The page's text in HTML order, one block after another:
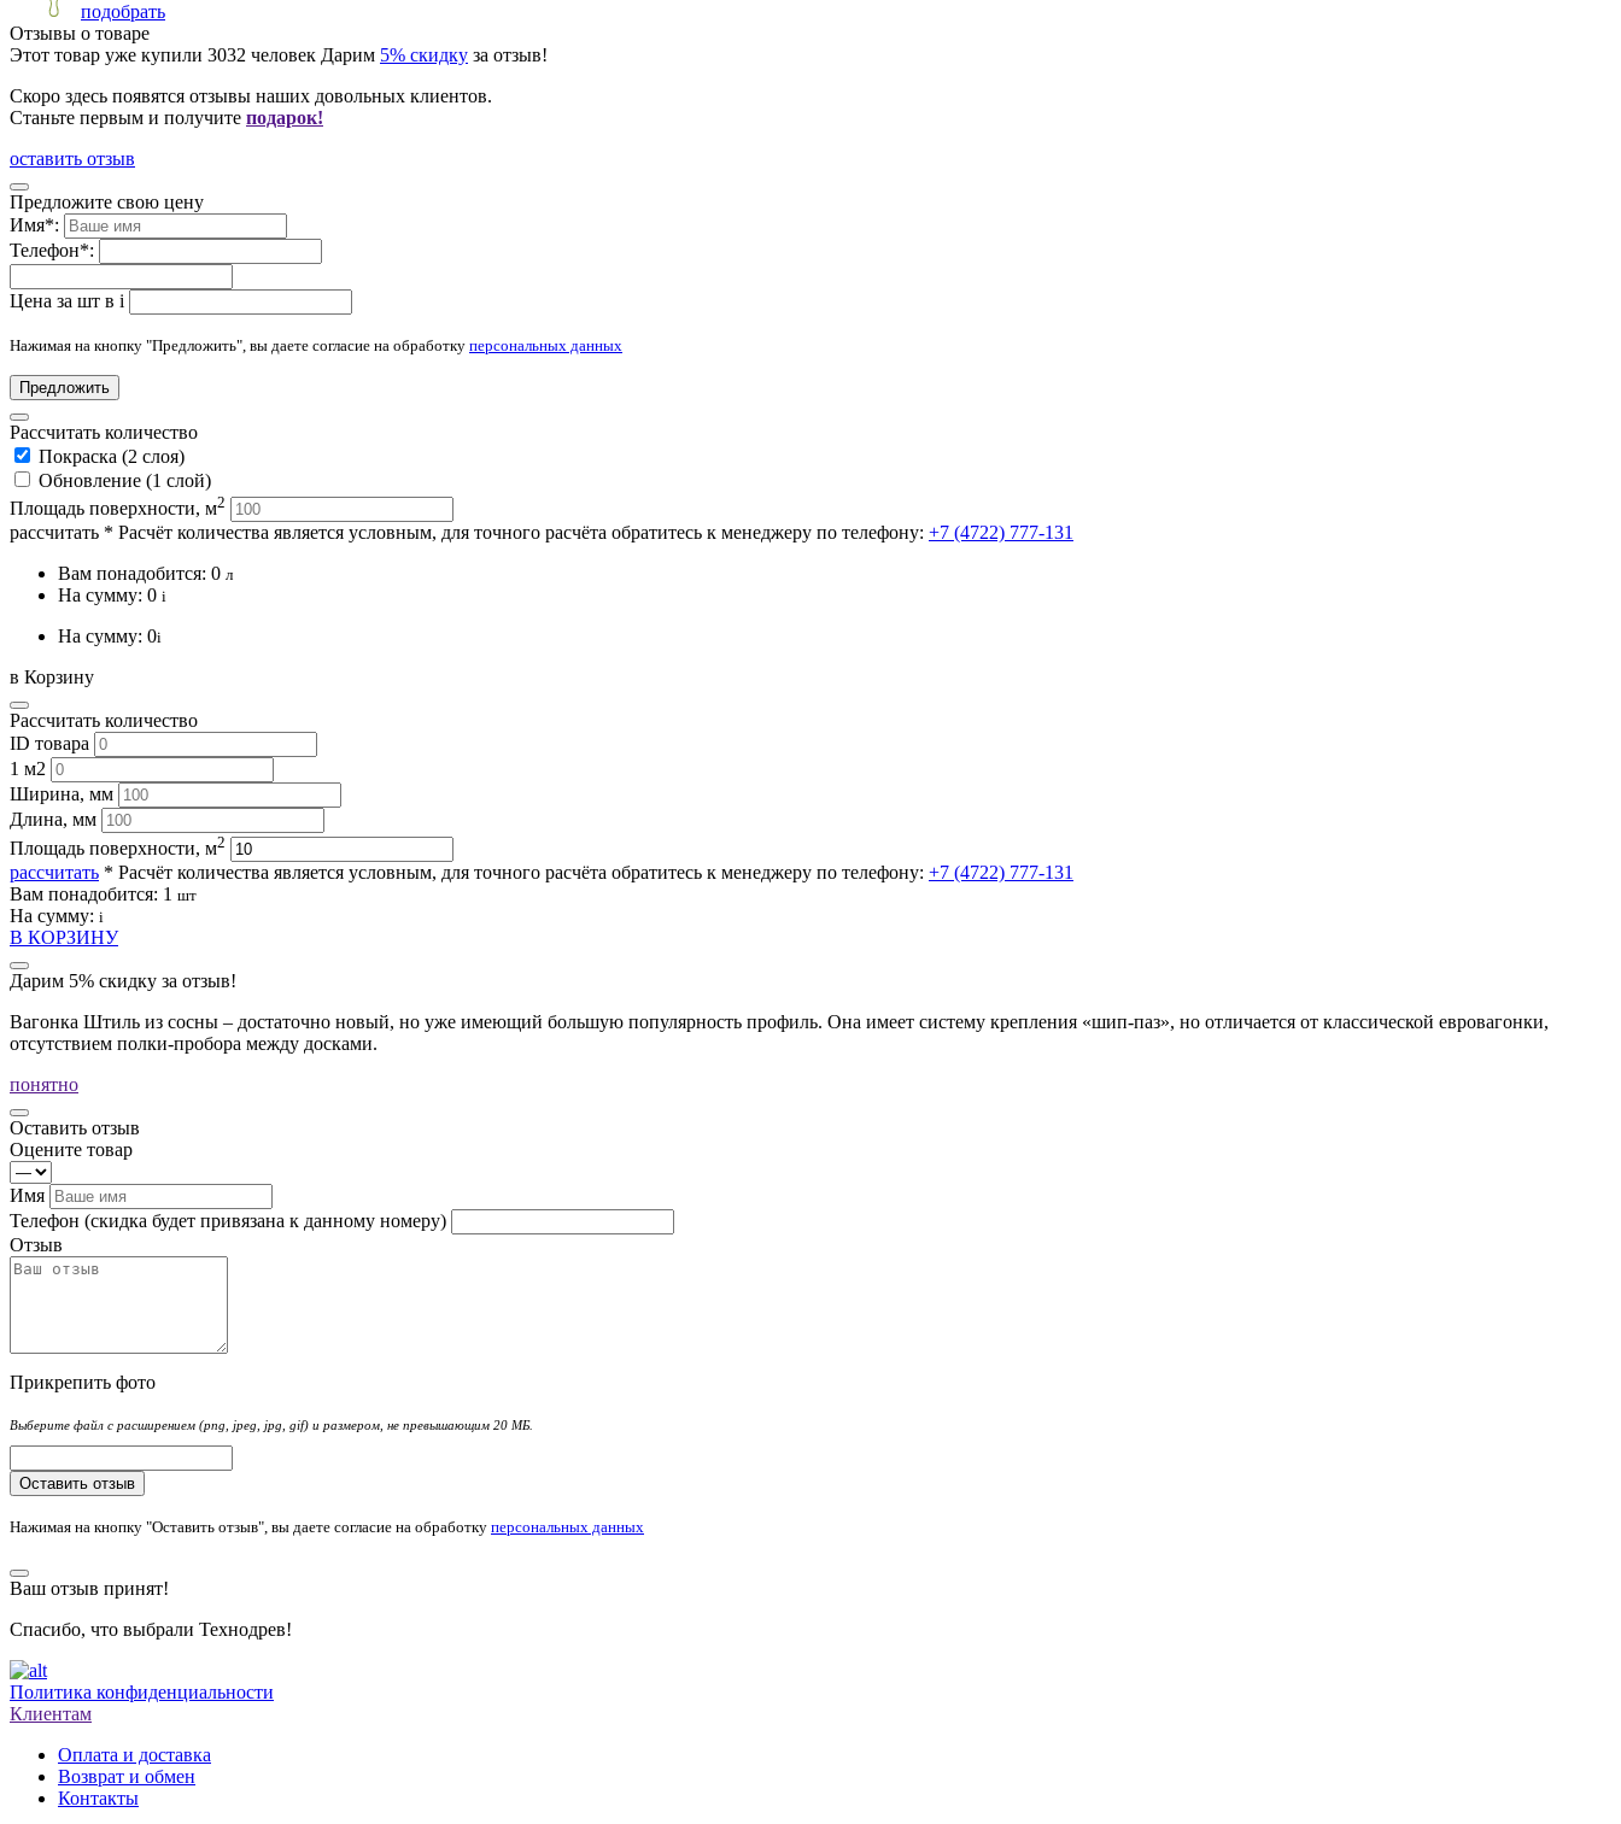
подобрать
Отзывы о товаре
Этот товар уже купили 3032 человек Дарим 5% скидку за отзыв!
Скоро здесь появятся отзывы наших довольных клиентов.
Станьте первым и получите подарок!
оставить отзыв
Предложите свою цену
Имя*:
Телефон*:
Цена за шт в i
Нажимая на кнопку "Предложить", вы даете согласие на обработку персональных данных
Предложить
Рассчитать количество
Покраска (2 слоя)
Обновление (1 слой)
Площадь поверхности, м2
рассчитать * Расчёт количества является условным, для точного расчёта обратитесь к менеджеру по телефону: +7 (4722) 777-131
Вам понадобится: 0 л
На сумму: 0 i
На сумму: 0i
в Корзину
Рассчитать количество
ID товара
1 м2
Ширина, мм
Длина, мм
Площадь поверхности, м2
рассчитать * Расчёт количества является условным, для точного расчёта обратитесь к менеджеру по телефону: +7 (4722) 777-131
Вам понадобится: 1 шт
На сумму: i
В КОРЗИНУ
Дарим 5% скидку за отзыв!
Вагонка Штиль из сосны – достаточно новый, но уже имеющий большую популярность профиль. Она имеет систему крепления «шип-паз», но отличается от классической евровагонки,
отсутствием полки-пробора между досками.
понятно
Оставить отзыв
Оцените товар
Имя
Телефон (скидка будет привязана к данному номеру)
Отзыв
Прикрепить фото
Выберите файл с расширением (png, jpeg, jpg, gif) и размером, не превышающим 20 МБ.
Оставить отзыв
Нажимая на кнопку "Оставить отзыв", вы даете согласие на обработку персональных данных
Ваш отзыв принят!
Спасибо, что выбрали Технодрев!
Политика конфиденциальности
Клиентам
Оплата и доставка
Возврат и обмен
Контакты